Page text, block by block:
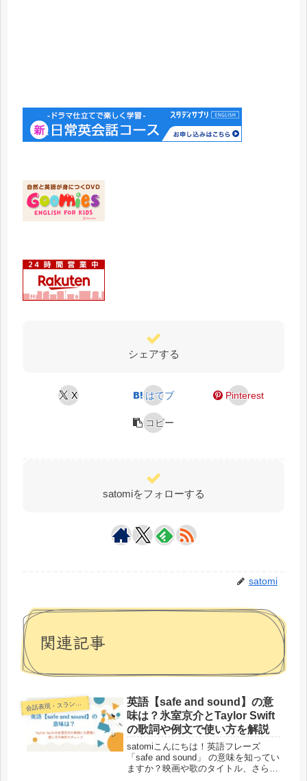
シェアする
X はてブ Pinterest
コピー
satomiをフォローする
satomi
関連記事
会話表現・スラング・ことわざ
英語【safe and sound】の意
味は？氷室京介とTaylor Swift
の歌詞や例文で使い方を解説
satomiこんにちは！英語フレーズ
「safe and sound」 の意味を知ってい
ますか？映画や歌のタイトル、さらに